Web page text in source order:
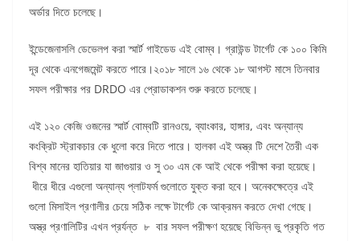
অর্ডার দিতে চলেছে।
ইন্ডেজেনাসলি ডেভেলপ করা স্মার্ট গাইডেড এই বোম্ব। গ্রাউন্ড টার্গেট কে ১০০ কিমি
দূর থেকে এনগেজমেন্ট করতে পারে।২০১৮ সালে ১৬ থেকে ১৮ আগস্ট মাসে তিনবার
সফল পরীক্ষার পর DRDO এর প্রোডাকশন শুরু করতে চলেছে।
এই ১২০ কেজি ওজনের স্মার্ট বোম্বটি রানওয়ে, ব্যাংকার, হাঙ্গার, এবং অন্যান্য
কংক্রিট স্ট্রাকচার কে ধুলো করে দিতে পারে। হালকা এই অস্ত্র টি দেশে তৈরী এক
বিশ্ব মানের হাতিয়ার যা জাগুয়ার ও সু ৩০ এম কে আই থেকে পরীক্ষা করা হয়েছে।
ধীরে ধীরে এগুলো অন্যান্য প্লাটফর্ম গুলোতে যুক্ত করা হবে। অনেকক্ষেত্রে এই
গুলো মিসাইল প্রণালীর চেয়ে সঠিক লক্ষে টার্গেট কে আক্রমন করতে দেখা গেছে।
অস্ত্র প্রণালিটির এখন প্রর্যন্ত ৮ বার সফল পরীক্ষণ হয়েছে বিভিন্ন ভু প্রকৃতি গত